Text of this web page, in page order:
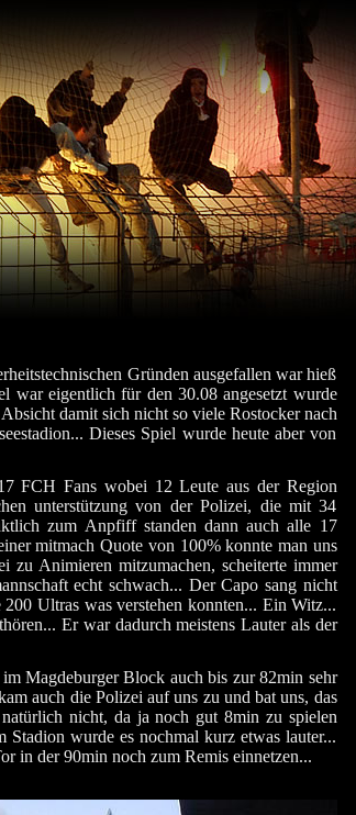
Gründen ausgefallen war hieß
war eigentlich für den 30.08 angesetzt wurde
damit sich nicht so viele Rostocker nach
Dieses Spiel wurde heute aber von
FCH Fans wobei 12 Leute aus der Region
unterstützung von der Polizei, die mit 34
zum Anpfiff standen dann auch alle 17
mitmach Quote von 100% konnte man uns
zu Animieren mitzumachen, scheiterte immer
echt schwach... Der Capo sang nicht
Ultras was verstehen konnten... Ein Witz...
Er war dadurch meistens Lauter als der
Magdeburger Block auch bis zur 82min sehr
auch die Polizei auf uns zu und bat uns, das
nicht, da ja noch gut 8min zu spielen
wurde es nochmal kurz etwas lauter...
in der 90min noch zum Remis einnetzen...